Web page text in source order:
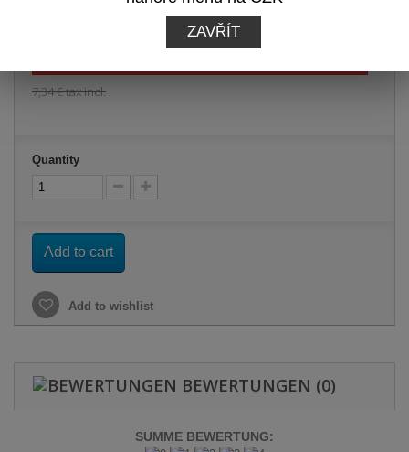
tax incl.
7,34 €tax incl.
Quantity
Add to cart
Add to wishlist
BEWERTUNGEN (0)
SUMME BEWERTUNG:
ZAVŘÍT